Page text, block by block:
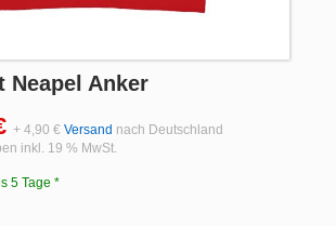
Neapel Anker
+ 4,90 € Versand nach Deutschland
inkl. 19 % MwSt.
5 Tage *